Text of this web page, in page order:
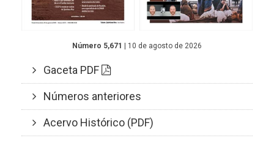
Número 5,671 | 10 de agosto de 2026
Gaceta PDF
Números anteriores
Acervo Histórico (PDF)